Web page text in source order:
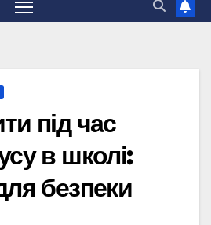
під час
в школі:
безпеки